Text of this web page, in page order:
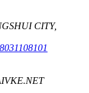
CITY,